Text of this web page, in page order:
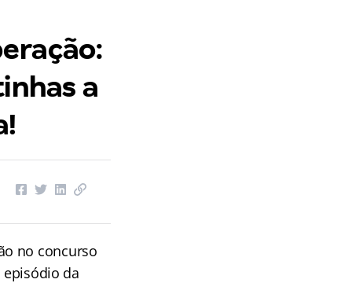
a
no concurso
episódio da